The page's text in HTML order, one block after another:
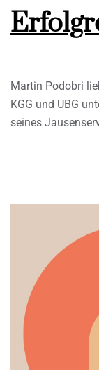
Martin Podobri
KGG und UBG
seines